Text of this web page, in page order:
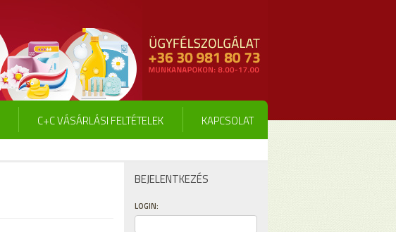
C+C VÁSÁRLÁSI FELTÉTELEK KAPCSOLAT
BEJELENTKEZÉS
LOGIN: